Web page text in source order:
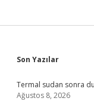
Sidebar
Son Yazılar
Termal sudan sonra
Ağustos 8, 2026